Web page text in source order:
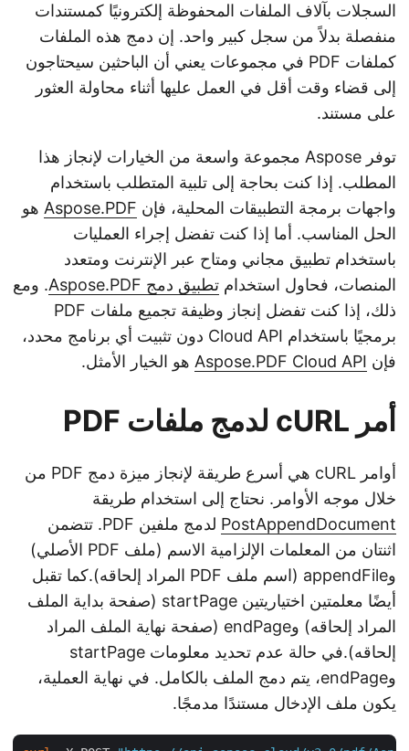
السجلات بآلاف الملفات المحفوظة إلكترونيًا كمستندات
منفصلة بدلاً من سجل كبير واحد. إن دمج هذه الملفات
كملفات PDF في مجموعات يعني أن الباحثين سيحتاجون
إلى قضاء وقت أقل في العمل عليها أثناء محاولة العثور
على مستند.
توفر Aspose مجموعة واسعة من الخيارات لإنجاز هذا
المطلب. إذا كنت بحاجة إلى تلبية المتطلب باستخدام
واجهات برمجة التطبيقات المحلية، فإنAspose.PDFهو
الحل المناسب. أما إذا كنت تفضل إجراء العمليات
باستخدام تطبيق مجاني ومتاح عبر الإنترنت ومتعدد
المنصات، فحاول استخدامتطبيق دمج Aspose.PDF
. ومع
ذلك، إذا كنت تفضل إنجاز وظيفة تجميع ملفات PDF
برمجيًا باستخدام Cloud API دون تثبيت أي برنامج محدد،
فإنAspose.PDF Cloud APIهو الخيار الأمثل.
أمر cURL لدمج ملفات PDF
أوامر cURL هي أسرع طريقة لإنجاز ميزة دمج PDF من
خلال موجه الأوامر. نحتاج إلى استخدام طريقة
PostAppendDocument
لدمج ملفين PDF. تتضمن
اثنتان من المعلمات الإلزامية الاسم (ملف PDF الأصلي)
وappendFile (اسم ملف PDF المراد إلحاقه).كما تقبل
أيضًا معلمتين اختياريتين startPage (صفحة بداية الملف
المراد إلحاقه) وendPage (صفحة نهاية الملف المراد
إلحاقه).في حالة عدم تحديد معلومات startPage
وendPage، يتم دمج الملف بالكامل. في نهاية العملية،
يكون ملف الإدخال مستندًا مدمجًا.